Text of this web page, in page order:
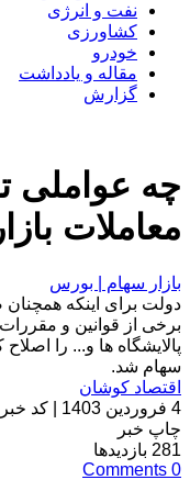
نفت و انرژی
کشاورزی
خودرو
مقاله و یادداشت
گزارش
چه عواملی
معاملات
بازار سهام | بورس
دولت برای اینکه همچنان
برخی از قوانین و
پالایشگاه ها و... را
سهام شد.
اقتصاد کوشان
4 فروردین 1403
کد خبر :
چاپ خبر
281 بازدیدها
0
Comments